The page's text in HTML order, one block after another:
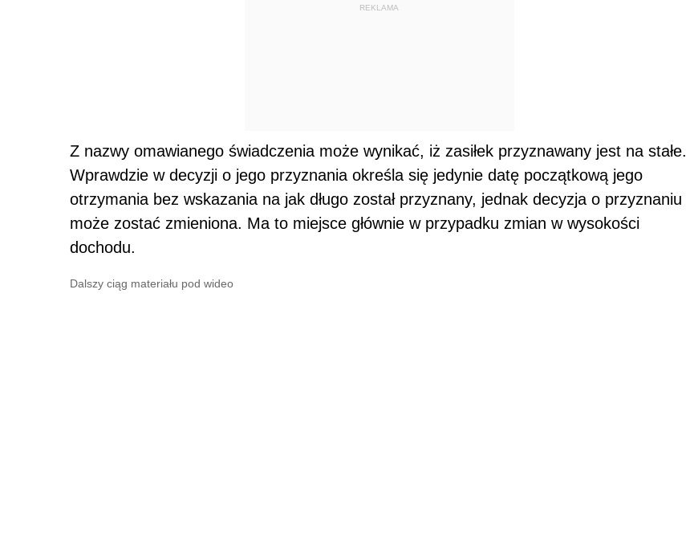
REKLAMA
Z nazwy omawianego świadczenia może wynikać, iż zasiłek przyznawany jest na stałe.
Wprawdzie w decyzji o jego przyznania określa się jedynie datę początkową jego
otrzymania bez wskazania na jak długo został przyznany, jednak decyzja o przyznaniu
może zostać zmieniona. Ma to miejsce głównie w przypadku zmian w wysokości
dochodu.
Dalszy ciąg materiału pod wideo